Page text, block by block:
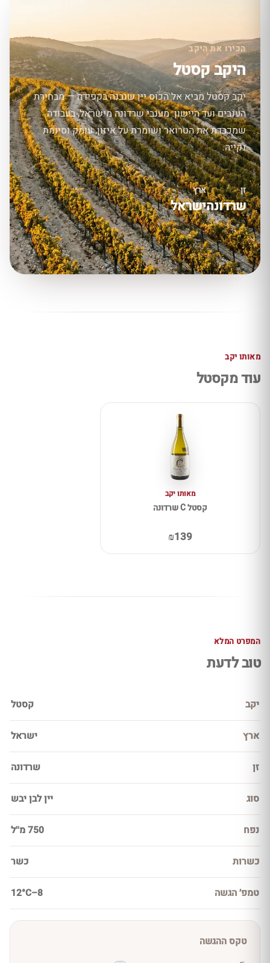
הכירו את היקב
היקב קסטל
יקב קסטל מביא אל הכוס יין שנבנה בקפידה — מבחירת
הענבים ועד היישון. מענבי שרדונה מישראל, בעבודה
שמכבדת את הטרואר ושומרת על איזון, עומק וסיומת
נקייה.
זן
שרדונה
ארץ
ישראל
מאותו יקב
עוד מקסטל
מאותו יקב
קסטל C שרדונה
₪139
המפרט המלא
טוב לדעת
יקב קסטל
ארץ ישראל
זן שרדונה
סוג יין לבן יבש
נפח 750 מ''ל
כשרות כשר
טמפ׳ הגשה 8–12°C
טקס ההגשה